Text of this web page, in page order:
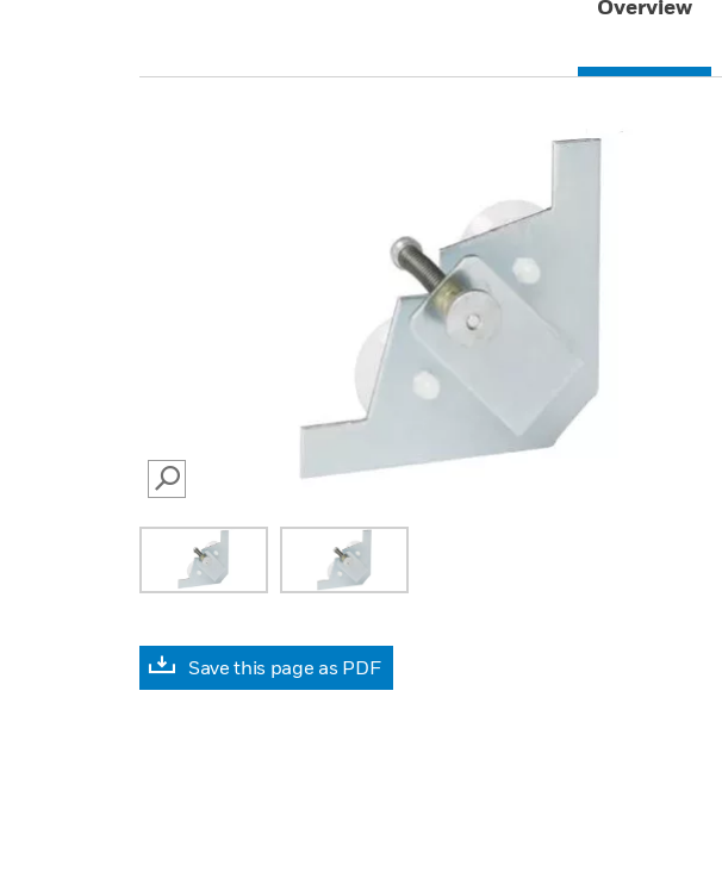
Overview
SEARCH
Save this page as PDF